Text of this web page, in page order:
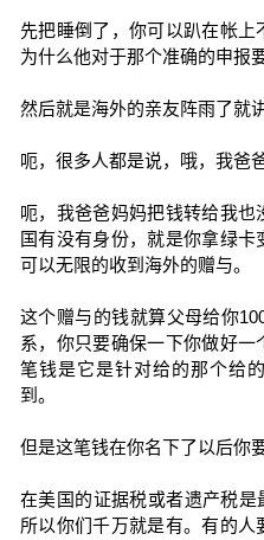
先把睡倒了，你可以趴在帐
为什么他对于那个准确的申报
然后就是海外的亲友阵雨了就讲
呃，很多人都是说，哦，我爸
呃，我爸爸妈妈把钱转给我
国有没有身份，就是你拿绿
可以无限的收到海外的赠与。
这个赠与的钱就算父母给你
系，你只要确保一下你做好
笔钱是它是针对给的那个给
到。
但是这笔钱在你名下了以后你
在美国的证据税或者遗产税是
所以你们千万就是有。有的